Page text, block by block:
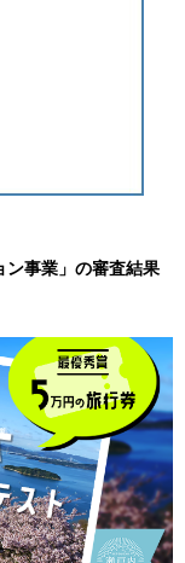
事業」の審査結果